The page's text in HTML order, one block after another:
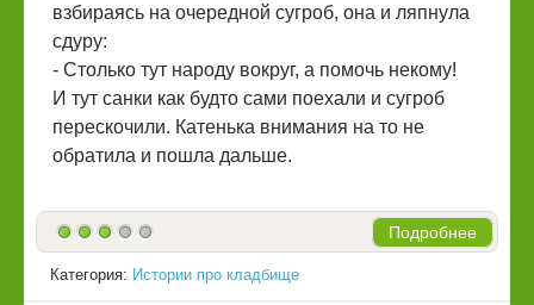
взбираясь на очередной сугроб, она и ляпнула
сдуру:
- Столько тут народу вокруг, а помочь некому!
И тут санки как будто сами поехали и сугроб
перескочили. Катенька внимания на то не
обратила и пошла дальше.
Подробнее
Категория: Истории про кладбище